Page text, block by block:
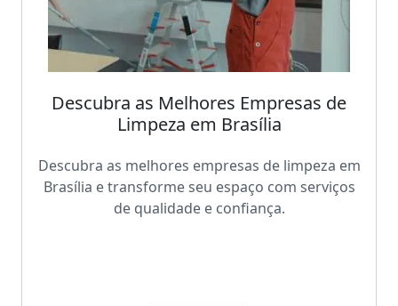
Descubra as Melhores Empresas de
Limpeza em Brasília
Descubra as melhores empresas de limpeza em
Brasília e transforme seu espaço com serviços
de qualidade e confiança.